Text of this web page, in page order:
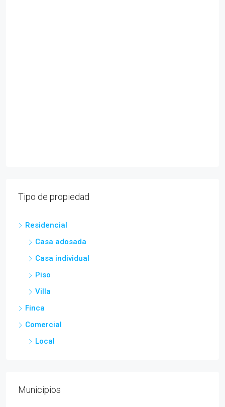
Tipo de propiedad
Residencial
Casa adosada
Casa individual
Piso
Villa
Finca
Comercial
Local
Municipios